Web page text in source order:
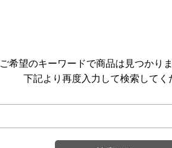
ご希望のキーワードで商品は見つかり
下記より再度入力して検索してく